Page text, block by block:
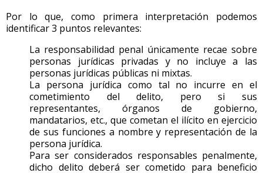
Por lo que, como primera interpretación podemos
identificar 3 puntos relevantes:
La responsabilidad penal únicamente recae sobre
personas jurídicas privadas y no incluye a las
personas jurídicas públicas ni mixtas.
La persona jurídica como tal no incurre en el
cometimiento del delito, pero si sus
representantes, órganos de gobierno,
mandatarios, etc., que cometan el ilícito en ejercicio
de sus funciones a nombre y representación de la
persona jurídica.
Para ser considerados responsables penalmente,
dicho delito deberá ser cometido para beneficio